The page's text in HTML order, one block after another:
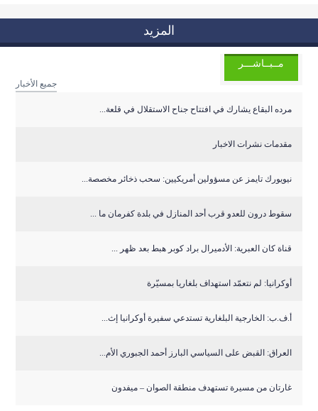
المزيد
مــبــاشـــر
جميع الأخبار
مرده البقاع يشارك في افتتاح جناح الاستقلال في قلعة...
مقدمات نشرات الاخبار
نيويورك تايمز عن مسؤولين أمريكيين: سحب ذخائر مخصصة...
سقوط درون للعدو قرب أحد المنازل في بلدة كفرمان ما ...
قناة كان العبرية: الأدميرال براد كوبر هبط بعد ظهر ...
أوكرانيا: لم نتعمّد استهداف بلغاريا بمسيّرة
أ.ف.ب: الخارجية البلغارية تستدعي سفيرة أوكرانيا إث...
العراق: القبض على السياسي البارز أحمد الجبوري الأم...
غارتان من مسيرة تستهدف منطقة الصوان – ميفدون